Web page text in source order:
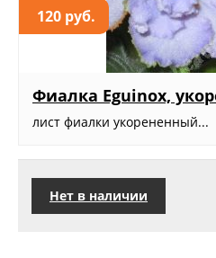
120 руб.
Фиалка Eguinox,
лист фиалки укорененный...
Нет в наличии